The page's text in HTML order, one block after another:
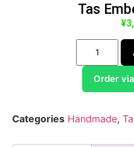
Tas
¥
Order
Categories Handmade,